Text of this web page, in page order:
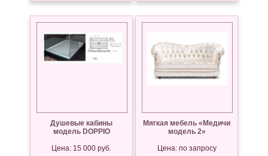
Душевые кабины
модель DOPPIO
Цена: 15 000 руб.
Мягкая мебель «Медичи
модель 2»
Цена: по запросу